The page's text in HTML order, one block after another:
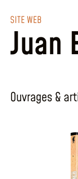
SITE WEB
Juan
Ouvrages &